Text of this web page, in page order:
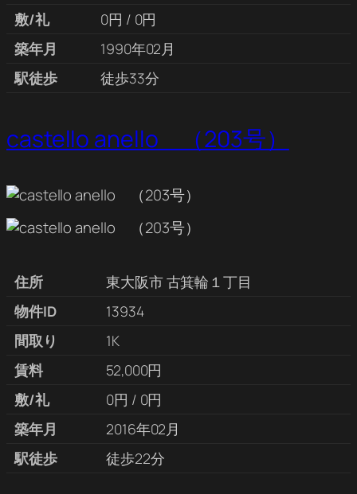
敷/礼
0円 / 0円
築年月
1990年02月
駅徒歩
徒歩33分
castello anello （203号）
住所
東大阪市 古箕輪１丁目
物件ID
13934
間取り
1K
賃料
52,000円
敷/礼
0円 / 0円
築年月
2016年02月
駅徒歩
徒歩22分